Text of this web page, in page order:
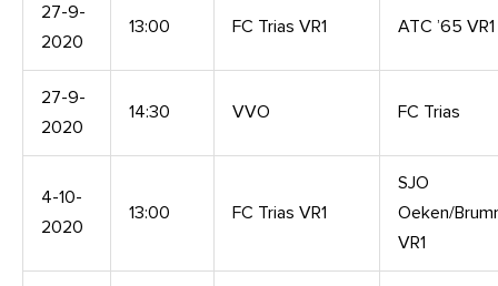
27-9-
2020
13:00 FC Trias VR1 ATC ’65 VR1
27-9-
2020
14:30 VVO FC Trias
4-10-
2020
13:00 FC Trias VR1
SJO
Oeken/
VR1